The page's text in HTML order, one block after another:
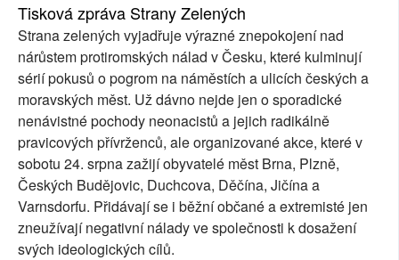
PŘÍSPĚVKY NA PROVOZ
SOCIÁLNÍ SÍTĚ
RUBRIKY
PLNÁ VERZE STRÁNEK
Tisková zpráva Strany Zelených
Strana zelených vyjadřuje výrazné znepokojení nad
nárůstem protiromských nálad v Česku, které kulminují
sérií pokusů o pogrom na náměstích a ulicích českých a
moravských měst. Už dávno nejde jen o sporadické
nenávistné pochody neonacistů a jejich radikálně
pravicových přívrženců, ale organizované akce, které v
sobotu 24. srpna zažijí obyvatelé měst Brna, Plzně,
Českých Budějovic, Duchcova, Děčína, Jičína a
Varnsdorfu. Přidávají se i běžní občané a extremisté jen
zneužívají negativní nálady ve společnosti k dosažení
svých ideologických cílů.